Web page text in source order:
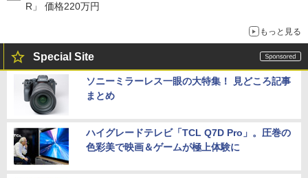
R」 価格220万円
もっと見る
Special Site
ソニーミラーレス一眼の大特集！ 見どころ記事
まとめ
ハイグレードテレビ「TCL Q7D Pro」。圧巻の
色彩美で映画＆ゲームが極上体験に